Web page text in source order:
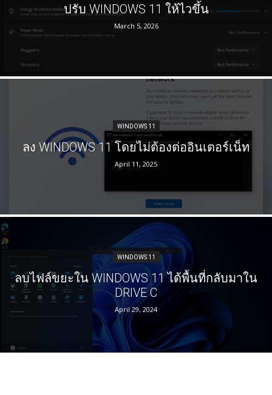
ปรับ WINDOWS 11 ให้ไวขึ้น
March 5, 2026
WINDOWS 11
ลง WINDOWS 11 โดยไม่ต้องต่ออินเตอร์เน็ท
April 11, 2025
WINDOWS 11
ลบไฟล์ขยะใน WINDOWS 11 ได้พื้นที่กลับมาใน
DRIVE C
April 29, 2024